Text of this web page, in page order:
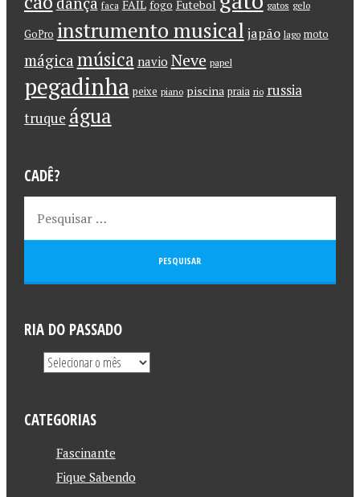
faca FAIL fogo Futebol gatos gelo
GoPro instrumento musical japão lago moto
mágica música navio Neve papel
pegadinha peixe piano piscina praia rio russia
truque água
CADÊ?
RIA DO PASSADO
CATEGORIAS
Fascinante
Fique Sabendo